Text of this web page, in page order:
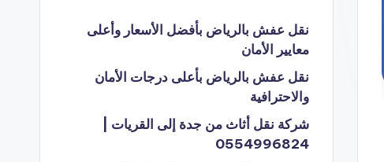
نقل عفش بالرياض بأفضل الأسعار وأعلى
معايير الأمان
نقل عفش بالرياض بأعلى درجات الأمان
والاحترافية
شركة نقل أثاث من جدة إلى القريات |
0554996824